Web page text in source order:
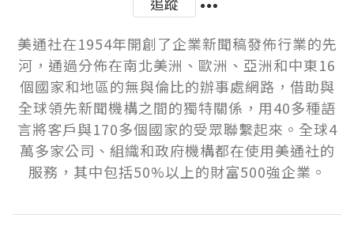
美通社在1954年開創了企業新聞稿發佈行業的先
河，通過分佈在南北美洲、歐洲、亞洲和中東16
個國家和地區的無與倫比的辦事處網路，借助與
全球領先新聞機構之間的獨特關係，用40多種語
言將客戶與170多個國家的受眾聯繫起來。全球4
萬多家公司、組織和政府機構都在使用美通社的
服務，其中包括50%以上的財富500強企業。